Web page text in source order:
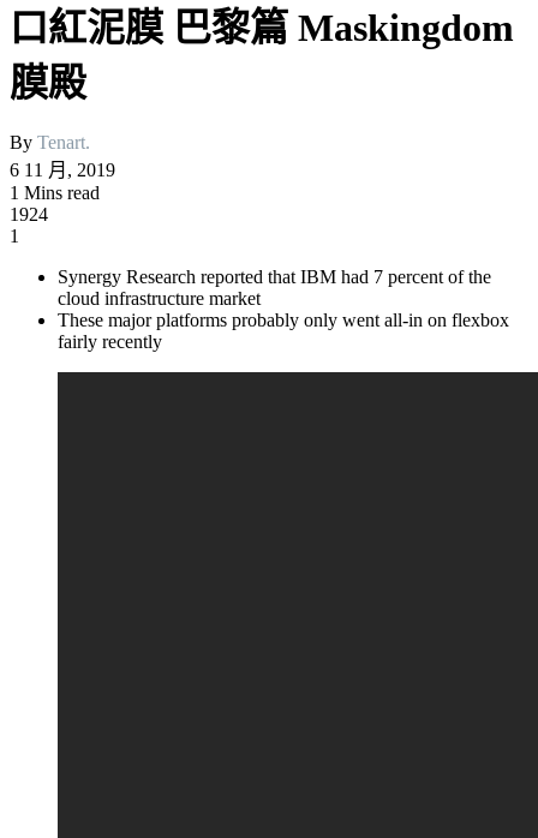
口紅泥膜 巴黎篇 Maskingdom
膜殿
By Tenart.
6 11 月, 2019
1 Mins read
1924
1
Synergy Research reported that IBM had 7 percent of the
cloud infrastructure market
These major platforms probably only went all-in on flexbox
fairly recently